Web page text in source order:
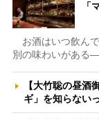
「
お酒はいつ飲ん
別の味わいがある
【大竹聡の昼酒
ギ」を知らな